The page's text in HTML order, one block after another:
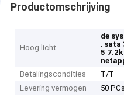
Productomschrijving
Hoog licht
de
, sata
5
Betalingscondities
T/T
Levering vermogen
50